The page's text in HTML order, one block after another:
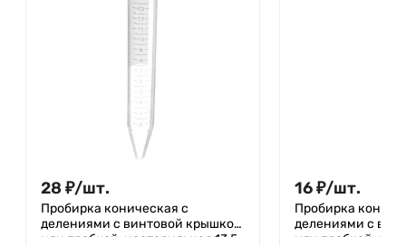
28 ₽/шт.
Пробирка коническая с
делениями с винтовой крышкой
или пробкой, нестерильная 13,5
16₽/шт.
Пробирка
делениями с
или пробкой,